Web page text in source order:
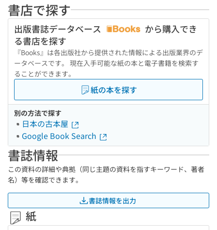
書店で探す
出版書誌データベース
から購入でき
る書店を探す
『Books』は各出版社から提供された情報による出版業界のデ
ータベースです。 現在入手可能な紙の本と電子書籍を検索す
ることができます。
紙の本を探す
別の方法で探す
日本の古本屋
Google Book Search
書誌情報
この資料の詳細や典拠（同じ主題の資料を指すキーワード、著者
名）等を確認できます。
書誌情報を出力
紙